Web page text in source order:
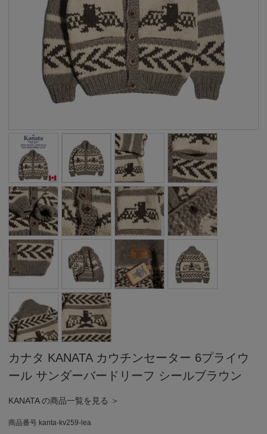
カナタ KANATA カウチンセーター 6プライウ
ール サンダーバードリーフ シールブラウン
KANATA の商品一覧を見る ＞
商品番号 kanta-kv259-lea